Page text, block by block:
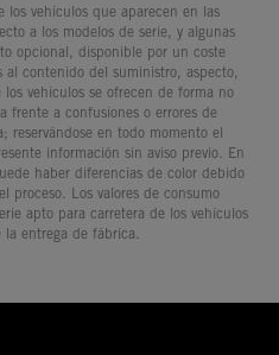
los vehículos que aparecen en las
a los modelos de serie, y algunas
opcional, disponible por un coste
al contenido del suministro, aspecto,
vehículos se ofrecen de forma no
frente a confusiones o errores de
reservándose en todo momento el
información sin aviso previo. En
haber diferencias de color debido
proceso. Los valores de consumo
apto para carretera de los vehículos
entrega de fábrica.